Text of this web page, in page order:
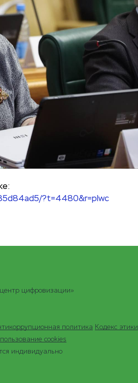
?t=4480&r=plwс
цифровизации»
политика Кодекс этики
cookies
индивидуально